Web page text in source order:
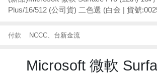
Plus/16/512 (公司貨) 二色選 (白金 | 貨號
付款 NCCC、台新金流
Microsoft 微軟